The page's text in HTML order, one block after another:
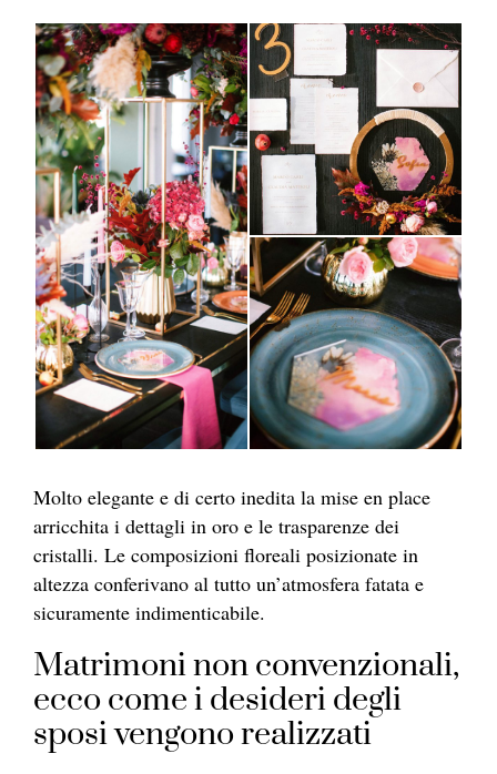
Molto elegante e di certo inedita la mise en place
arricchita i dettagli in oro e le trasparenze dei
cristalli. Le composizioni floreali posizionate in
altezza conferivano al tutto un’atmosfera fatata e
sicuramente indimenticabile.
Matrimoni non convenzionali,
ecco come i desideri degli
sposi vengono realizzati